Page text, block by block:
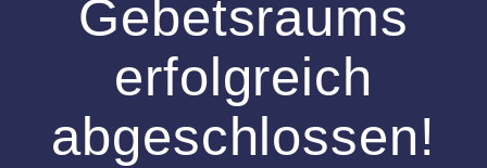
Gebetsraums
erfolgreich
abgeschlossen!